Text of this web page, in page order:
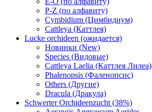
P-Z (по алфавиту)
Cymbidium (Цимбидиум)
Cattleya (Каттлея)
Lucke orchideen (ожидается)
Новинки (New)
Species (Видовые)
Cattleya Laelia (Каттлея Лилеа)
Phalenopsis (Фаленопсис)
Others (Другие)
Dracula (Дракула)
Schwerter Orchideenzucht (38%)